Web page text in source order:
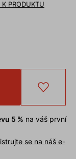
K PRODUKTU
5 % na váš první
se na náš e-